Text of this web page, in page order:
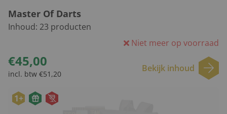
Master Of Darts
Inhoud: 23 producten
Niet meer op voorraad
€45,00
incl. btw €51,20
Bekijk inhoud
1+